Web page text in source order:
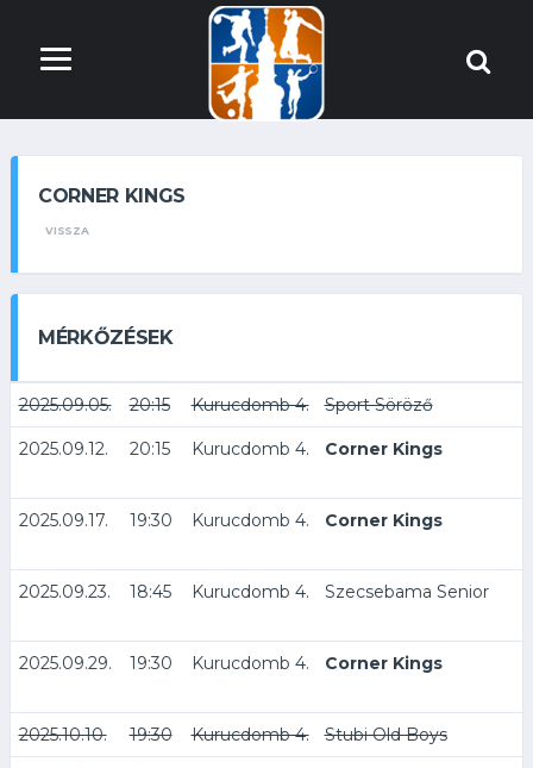
CORNER KINGS
VISSZA
MÉRKŐZÉSEK
2025.09.05. 20:15 Kurucdomb 4. Sport Söröző
2025.09.12. 20:15 Kurucdomb 4. Corner Kings
2025.09.17. 19:30 Kurucdomb 4. Corner Kings
2025.09.23. 18:45 Kurucdomb 4. Szecsebama Senior
2025.09.29. 19:30 Kurucdomb 4. Corner Kings
2025.10.10. 19:30 Kurucdomb 4. Stubi Old Boys